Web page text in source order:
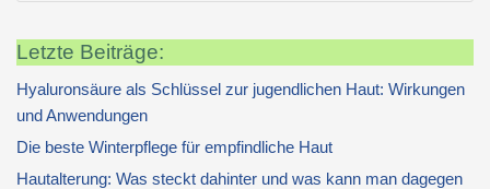
Letzte Beiträge:
Hyaluronsäure als Schlüssel zur jugendlichen Haut: Wirkungen
und Anwendungen
Die beste Winterpflege für empfindliche Haut
Hautalterung: Was steckt dahinter und was kann man dagegen